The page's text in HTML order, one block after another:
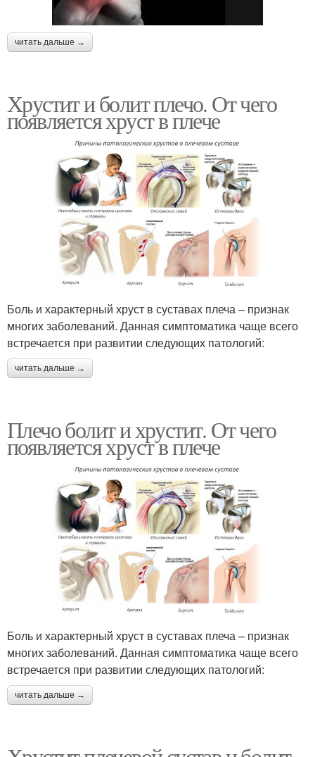
читать дальше →
Хрустит и болит плечо. От чего
появляется хруст в плече
Боль и характерный хруст в суставах плеча – признак
многих заболеваний. Данная симптоматика чаще всего
встречается при развитии следующих патологий:
читать дальше →
Плечо болит и хрустит. От чего
появляется хруст в плече
Боль и характерный хруст в суставах плеча – признак
многих заболеваний. Данная симптоматика чаще всего
встречается при развитии следующих патологий:
читать дальше →